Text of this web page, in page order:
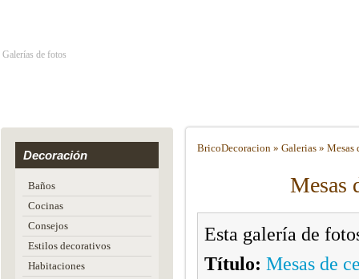
Galerías de fotos
Decoración
Baños
Cocinas
Consejos
Estilos decorativos
Habitaciones
BricoDecoracion » Galerias » Mesas
Mesas
Esta galería de
Título: Mesas de